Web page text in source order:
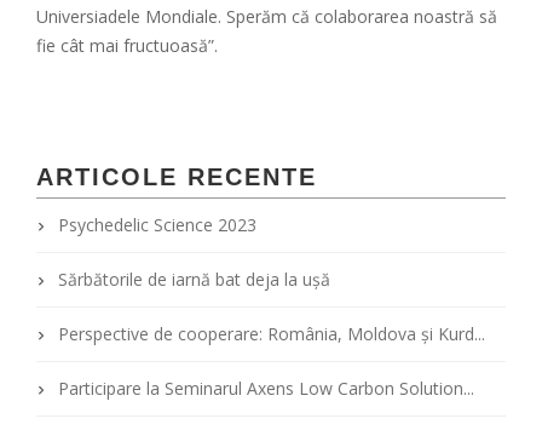
Universiadele Mondiale. Sperăm сă colaborarea noastră să
fie cât mai fructuoasă”.
ARTICOLE RECENTE
Psychedelic Science 2023
Sărbătorile de iarnă bat deja la ușă
Perspective de cooperare: România, Moldova şi Kurd...
Participare la Seminarul Axens Low Carbon Solution...